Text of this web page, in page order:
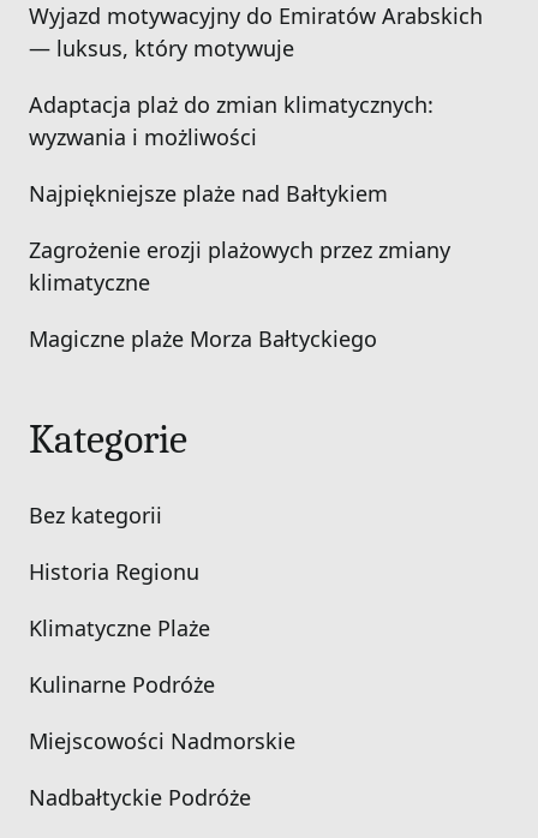
Wyjazd motywacyjny do Emiratów Arabskich
— luksus, który motywuje
Adaptacja plaż do zmian klimatycznych:
wyzwania i możliwości
Najpiękniejsze plaże nad Bałtykiem
Zagrożenie erozji plażowych przez zmiany
klimatyczne
Magiczne plaże Morza Bałtyckiego
Kategorie
Bez kategorii
Historia Regionu
Klimatyczne Plaże
Kulinarne Podróże
Miejscowości Nadmorskie
Nadbałtyckie Podróże